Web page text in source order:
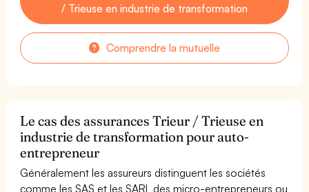
/ Trieuse en industrie de transformation
Comprendre la mutuelle
Le cas des assurances Trieur / Trieuse en
industrie de transformation pour auto-
entrepreneur
Généralement les assureurs distinguent les sociétés
comme les SAS et les SARL des micro-entrepreneurs ou